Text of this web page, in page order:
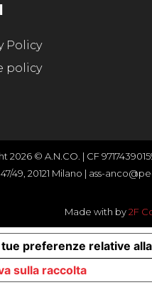
Policy
policy
2026 © A.N.CO. | CF
49, 20121 Milano | ass-
Made with by2F
sulla raccolta
preferenze relative